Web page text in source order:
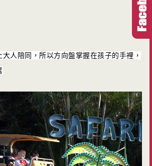
人陪同，所以方向盤掌握在孩子的手裡，